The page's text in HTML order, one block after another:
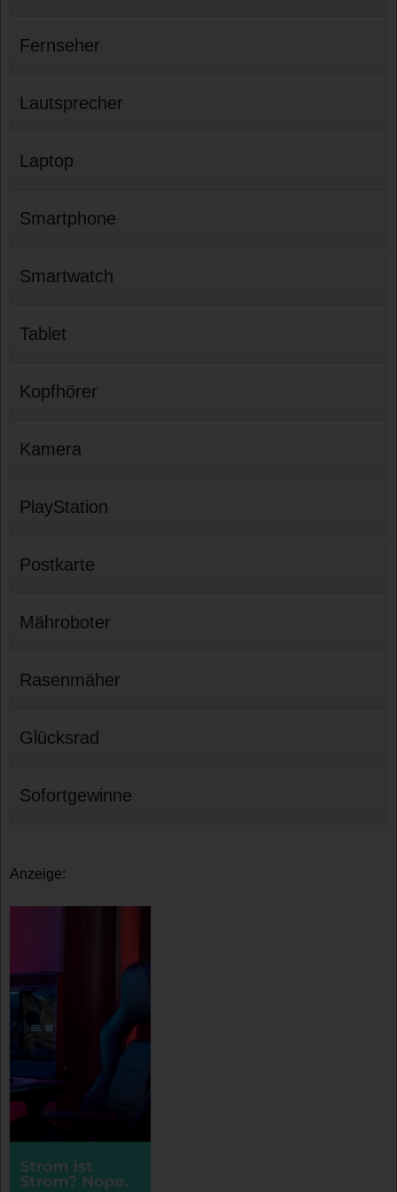
Fernseher
Lautsprecher
Laptop
Smartphone
Smartwatch
Tablet
Kopfhörer
Kamera
PlayStation
Postkarte
Mähroboter
Rasenmäher
Glücksrad
Sofortgewinne
Anzeige: